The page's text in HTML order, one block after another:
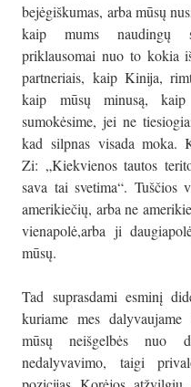
bejėgiškumas, arba mūsų
kaip mums naudingų
priklausomai nuo to kokia
partneriais, kaip Kinija,
kaip mūsų minusą,
sumokėsime, jei ne
kad silpnas visada moka.
Zi: „Kiekvienos tautos
sava tai svetima“. Tuščios
amerikiečių, arba ne
vienapolė,arba ji
mūsų.
Tad suprasdami esminį
kuriame mes
mūsų neišgelbės nuo
nedalyvavimo, taigi